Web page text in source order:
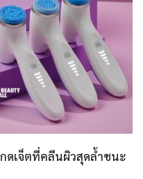
ดเจ็ตที่คลีนผิวสุดล้ำชนะ